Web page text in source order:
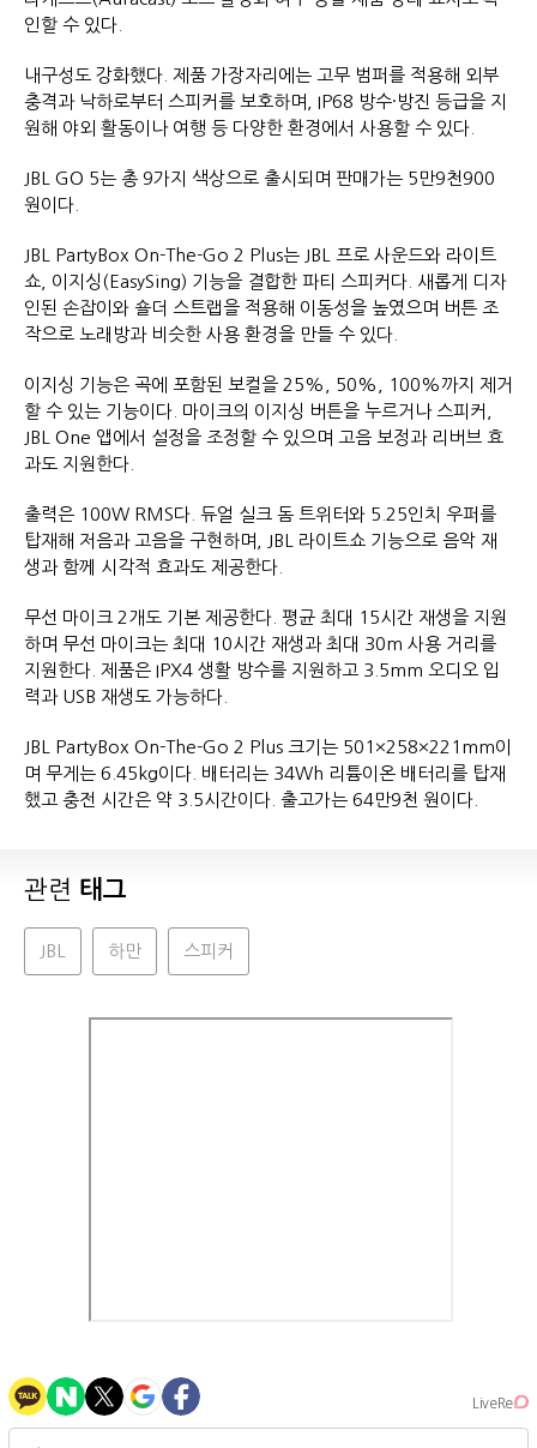
인할 수 있다.
내구성도 강화했다. 제품 가장자리에는 고무 범퍼를 적용해 외부
충격과 낙하로부터 스피커를 보호하며, IP68 방수·방진 등급을 지
원해 야외 활동이나 여행 등 다양한 환경에서 사용할 수 있다.
JBL GO 5는 총 9가지 색상으로 출시되며 판매가는 5만9천900
원이다.
JBL PartyBox On-The-Go 2 Plus는 JBL 프로 사운드와 라이트
쇼, 이지싱(EasySing) 기능을 결합한 파티 스피커다. 새롭게 디자
인된 손잡이와 숄더 스트랩을 적용해 이동성을 높였으며 버튼 조
작으로 노래방과 비슷한 사용 환경을 만들 수 있다.
이지싱 기능은 곡에 포함된 보컬을 25%, 50%, 100%까지 제거
할 수 있는 기능이다. 마이크의 이지싱 버튼을 누르거나 스피커,
JBL One 앱에서 설정을 조정할 수 있으며 고음 보정과 리버브 효
과도 지원한다.
출력은 100W RMS다. 듀얼 실크 돔 트위터와 5.25인치 우퍼를
탑재해 저음과 고음을 구현하며, JBL 라이트쇼 기능으로 음악 재
생과 함께 시각적 효과도 제공한다.
무선 마이크 2개도 기본 제공한다. 평균 최대 15시간 재생을 지원
하며 무선 마이크는 최대 10시간 재생과 최대 30m 사용 거리를
지원한다. 제품은 IPX4 생활 방수를 지원하고 3.5mm 오디오 입
력과 USB 재생도 가능하다.
JBL PartyBox On-The-Go 2 Plus 크기는 501×258×221mm이
며 무게는 6.45kg이다. 배터리는 34Wh 리튬이온 배터리를 탑재
했고 충전 시간은 약 3.5시간이다. 출고가는 64만9천 원이다.
관련 태그
JBL 하만 스피커